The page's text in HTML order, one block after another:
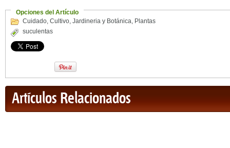
Opciones del Artículo
Cuidado, Cultivo, Jardineria y Botánica, Plantas
suculentas
Artículos Relacionados